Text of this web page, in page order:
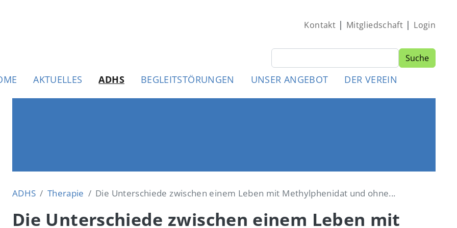
Suche Suche
Kontakt| Mitgliedschaft | Login
AKTUELLES ADHS BEGLEITSTÖRUNGEN UNSER ANGEBOT DER VEREIN
ADHS Therapie Die Unterschiede zwischen einem Leben mit Methylphenidat und ohne...
Die Unterschiede zwischen einem Leben mit